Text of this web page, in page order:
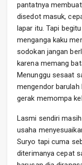
pantatnya
disedot masuk,
lapar itu. Tapi
menganga kaku
sodokan jangan
karena memang
Menunggu sesaat
mengendor barulah
gerak memompa
Lasmi sendiri
usaha
Suryo tapi cuma
diterimanya cepat